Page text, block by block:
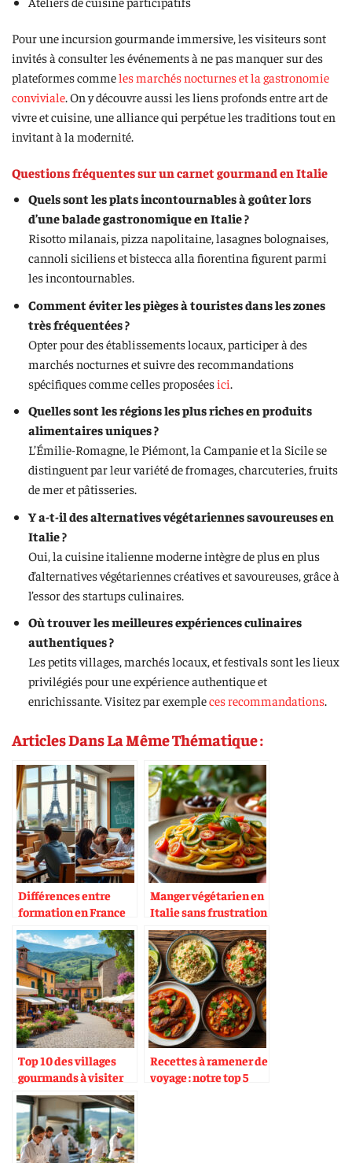
Pour une incursion gourmande immersive, les visiteurs sont
invités à consulter les événements à ne pas manquer sur des
plateformes commeles marchés nocturnes et la gastronomie
conviviale. On y découvre aussi les liens profonds entre art de
vivre et cuisine, une alliance qui perpétue les traditions tout en
invitant à la modernité.
Questions fréquentes sur un carnet gourmand en Italie
Quels sont les plats incontournables à goûter lors
d’une balade gastronomique en Italie ?
Risotto milanais, pizza napolitaine, lasagnes bolognaises,
cannoli siciliens et bistecca alla fiorentina figurent parmi
les incontournables.
Comment éviter les pièges à touristes dans les zones
très fréquentées ?
Opter pour des établissements locaux, participer à des
marchés nocturnes et suivre des recommandations
spécifiques comme celles proposéesici
Quelles sont les régions les plus riches en produits
alimentaires uniques ?
L’Émilie-Romagne, le Piémont, la Campanie et la Sicile se
distinguent par leur variété de fromages, charcuteries, fruits
de mer et pâtisseries.
Y a-t-il des alternatives végétariennes savoureuses en
Italie ?
Oui, la cuisine italienne moderne intègre de plus en plus
d’alternatives végétariennes créatives et savoureuses, grâce à
l’essor des startups culinaires.
Où trouver les meilleures expériences culinaires
authentiques ?
Les petits villages, marchés locaux, et festivals sont les lieux
privilégiés pour une expérience authentique et
enrichissante. Visitez par exempleces recommandations.
Articles Dans La Même Thématique :
Différences entre
formation en France
et en Italie
Manger végétarien en
Italie sans frustration
Top 10 des villages
gourmands à visiter
en Italie
Recettes à ramener de
voyage : notre top 5